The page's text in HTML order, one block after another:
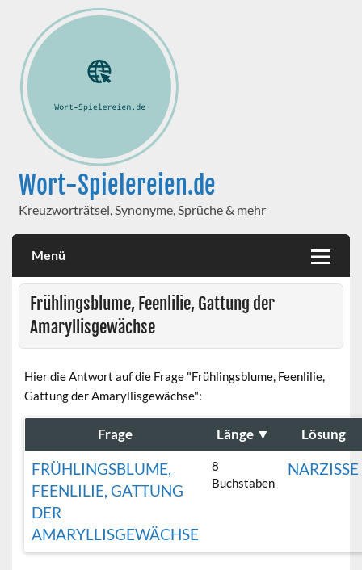
Wort-Spielereien.de
Kreuzworträtsel, Synonyme, Sprüche & mehr
Menü
Frühlingsblume, Feenlilie, Gattung der
Amaryllisgewächse
Hier die Antwort auf die Frage "Frühlingsblume, Feenlilie,
Gattung der Amaryllisgewächse":
Frage Länge ▼ Lösung
FRÜHLINGSBLUME,
FEENLILIE, GATTUNG
DER
AMARYLLISGEWÄCHSE
8
Buchstaben
NARZISSE